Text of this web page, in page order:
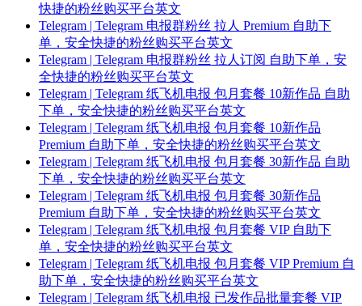
快捷的粉丝购买平台英文
Telegram | Telegram 电报群粉丝 拉人 Premium 自助下
单，安全快捷的粉丝购买平台英文
Telegram | Telegram 电报群粉丝 拉人订阅 自助下单，安
全快捷的粉丝购买平台英文
Telegram | Telegram 纸飞机电报 包月套餐 10新作品 自助
下单，安全快捷的粉丝购买平台英文
Telegram | Telegram 纸飞机电报 包月套餐 10新作品
Premium 自助下单，安全快捷的粉丝购买平台英文
Telegram | Telegram 纸飞机电报 包月套餐 30新作品 自助
下单，安全快捷的粉丝购买平台英文
Telegram | Telegram 纸飞机电报 包月套餐 30新作品
Premium 自助下单，安全快捷的粉丝购买平台英文
Telegram | Telegram 纸飞机电报 包月套餐 VIP 自助下
单，安全快捷的粉丝购买平台英文
Telegram | Telegram 纸飞机电报 包月套餐 VIP Premium 自
助下单，安全快捷的粉丝购买平台英文
Telegram | Telegram 纸飞机电报 已发作品批量套餐 VIP